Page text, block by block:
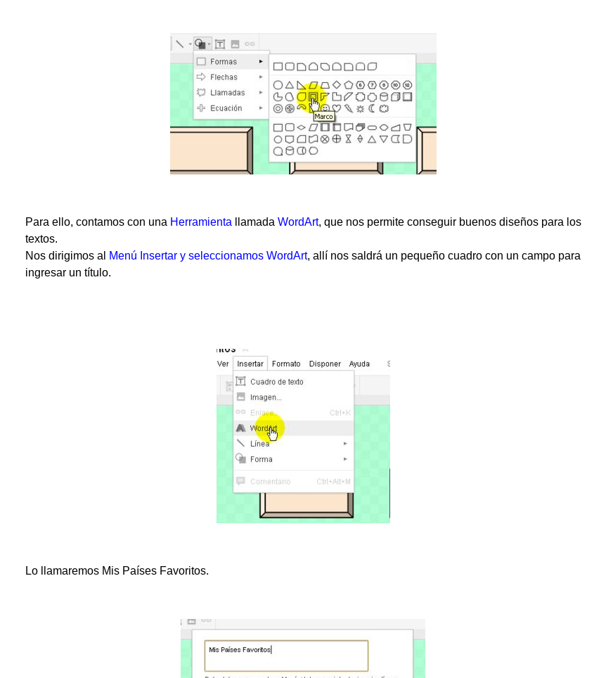
Para ello, contamos con una Herramienta llamada WordArt, que nos permite conseguir buenos diseños para los
textos.
Nos dirigimos al
Menú Insertar y seleccionamos WordArt, allí nos saldrá un pequeño cuadro con un campo para
ingresar un título.
Lo llamaremos Mis Países Favoritos.